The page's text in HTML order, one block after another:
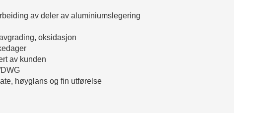
av deler av aluminiumslegering
oksidasjon
av kunden
høyglans og fin utførelse